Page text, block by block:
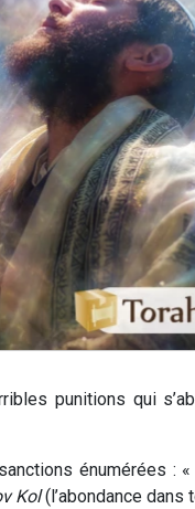
punitions qui
énumérées :
Kol(l’abondance dans